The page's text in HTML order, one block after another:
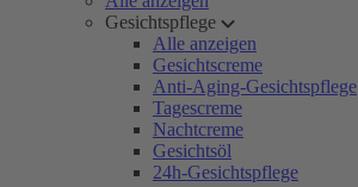
Gesichtspflege
Alle anzeigen
Gesichtscreme
Anti-Aging-Gesichtspflege
Tagescreme
Nachtcreme
Gesichtsöl
24h-Gesichtspflege